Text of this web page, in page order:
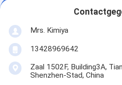
Mrs. Kimiya
13428969642
Zaal 1502F, Building3A,
Shenzhen-Stad, China